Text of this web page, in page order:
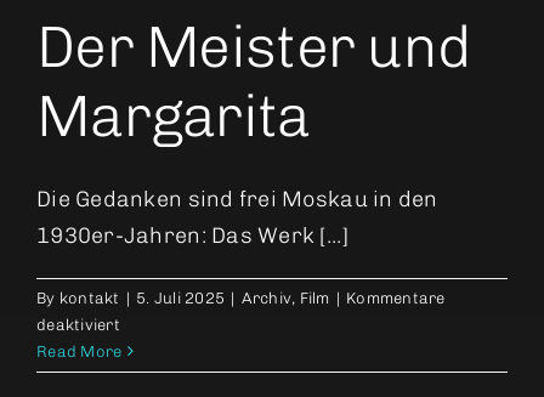
Der Meister und
Margarita
Die Gedanken sind frei Moskau in den
1930er-Jahren: Das Werk [...]
By kontakt | 5. Juli 2025 | Archiv, Film | Kommentare
deaktiviertfür
Der
Meister
Read More